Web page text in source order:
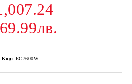
Код: EC7600W